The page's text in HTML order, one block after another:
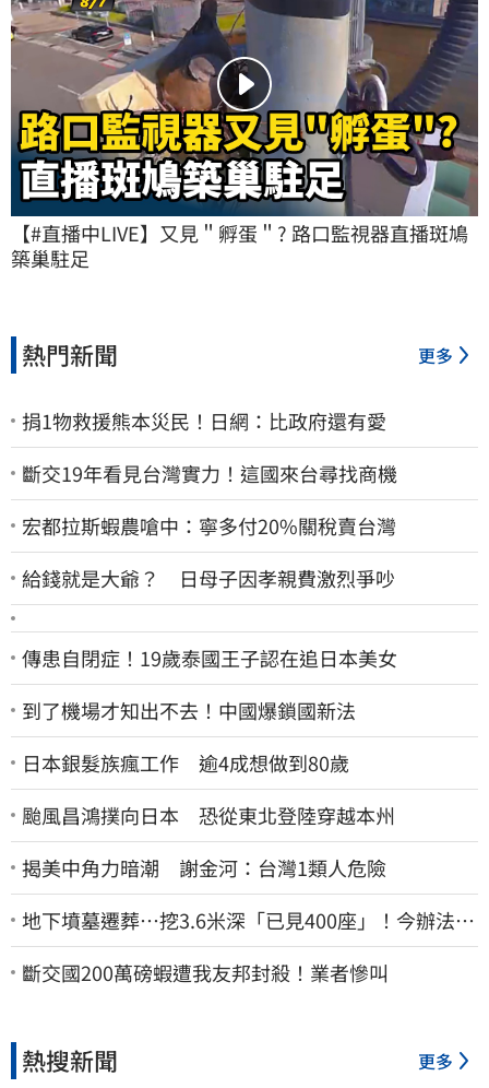
【#直播中LIVE】又見＂孵蛋＂? 路口監視器直播斑鳩
築巢駐足
熱門新聞 更多
捐1物救援熊本災民！日網：比政府還有愛
斷交19年看見台灣實力！這國來台尋找商機
宏都拉斯蝦農嗆中：寧多付20%關稅賣台灣
給錢就是大爺？ 日母子因孝親費激烈爭吵
傳患自閉症！19歲泰國王子認在追日本美女
到了機場才知出不去！中國爆鎖國新法
日本銀髮族瘋工作 逾4成想做到80歲
颱風昌鴻撲向日本 恐從東北登陸穿越本州
揭美中角力暗潮 謝金河：台灣1類人危險
地下墳墓遷葬…挖3.6米深「已見400座」！今辦法會
安撫祖先
斷交國200萬磅蝦遭我友邦封殺！業者慘叫
熱搜新聞 更多